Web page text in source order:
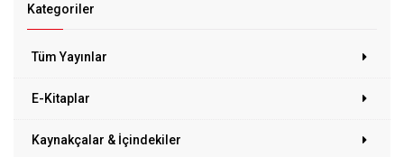
Kategoriler
Tüm Yayınlar
E-Kitaplar
Kaynakçalar & İçindekiler